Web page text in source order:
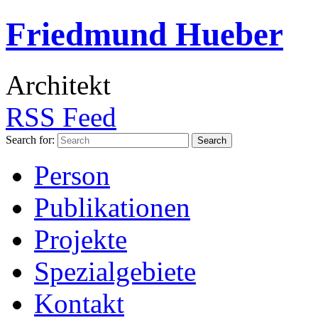
Friedmund Hueber
Architekt
RSS Feed
Search for:
Person
Publikationen
Projekte
Spezialgebiete
Kontakt